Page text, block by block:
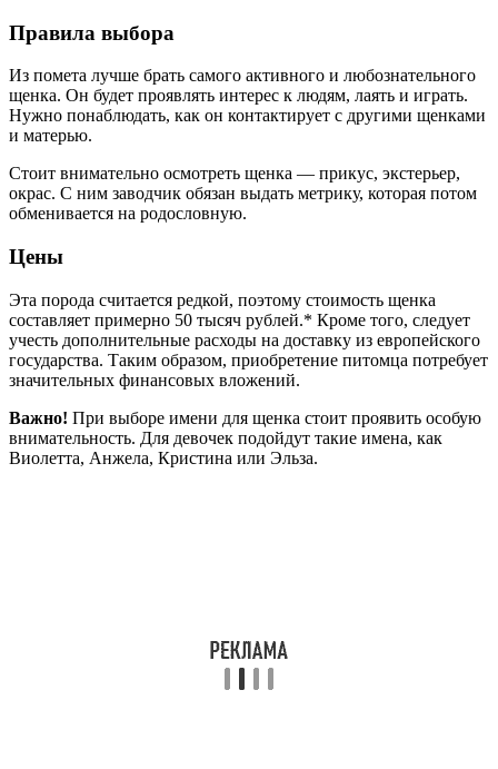
Правила выбора
Из помета лучше брать самого активного и любознательного
щенка. Он будет проявлять интерес к людям, лаять и играть.
Нужно понаблюдать, как он контактирует с другими щенками
и матерью.
Стоит внимательно осмотреть щенка — прикус, экстерьер,
окрас. С ним заводчик обязан выдать метрику, которая потом
обменивается на родословную.
Цены
Эта порода считается редкой, поэтому стоимость щенка
составляет примерно 50 тысяч рублей.* Кроме того, следует
учесть дополнительные расходы на доставку из европейского
государства. Таким образом, приобретение питомца потребует
значительных финансовых вложений.
Важно! При выборе имени для щенка стоит проявить особую
внимательность. Для девочек подойдут такие имена, как
Виолетта, Анжела, Кристина или Эльза.